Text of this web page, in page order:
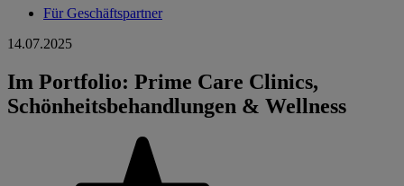
Für Geschäftspartner
14.07.2025
Im Portfolio: Prime Care Clinics,
Schönheitsbehandlungen & Wellness